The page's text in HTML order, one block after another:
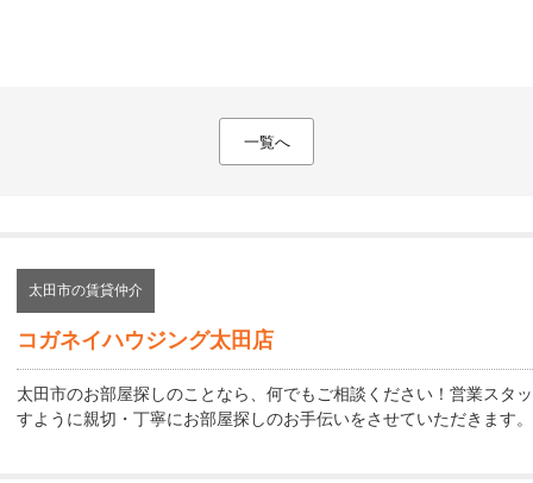
一覧へ
太田市の賃貸仲介
コガネイハウジング太田店
太田市のお部屋探しのことなら、何でもご相談ください！営業スタ
すように親切・丁寧にお部屋探しのお手伝いをさせていただきます。